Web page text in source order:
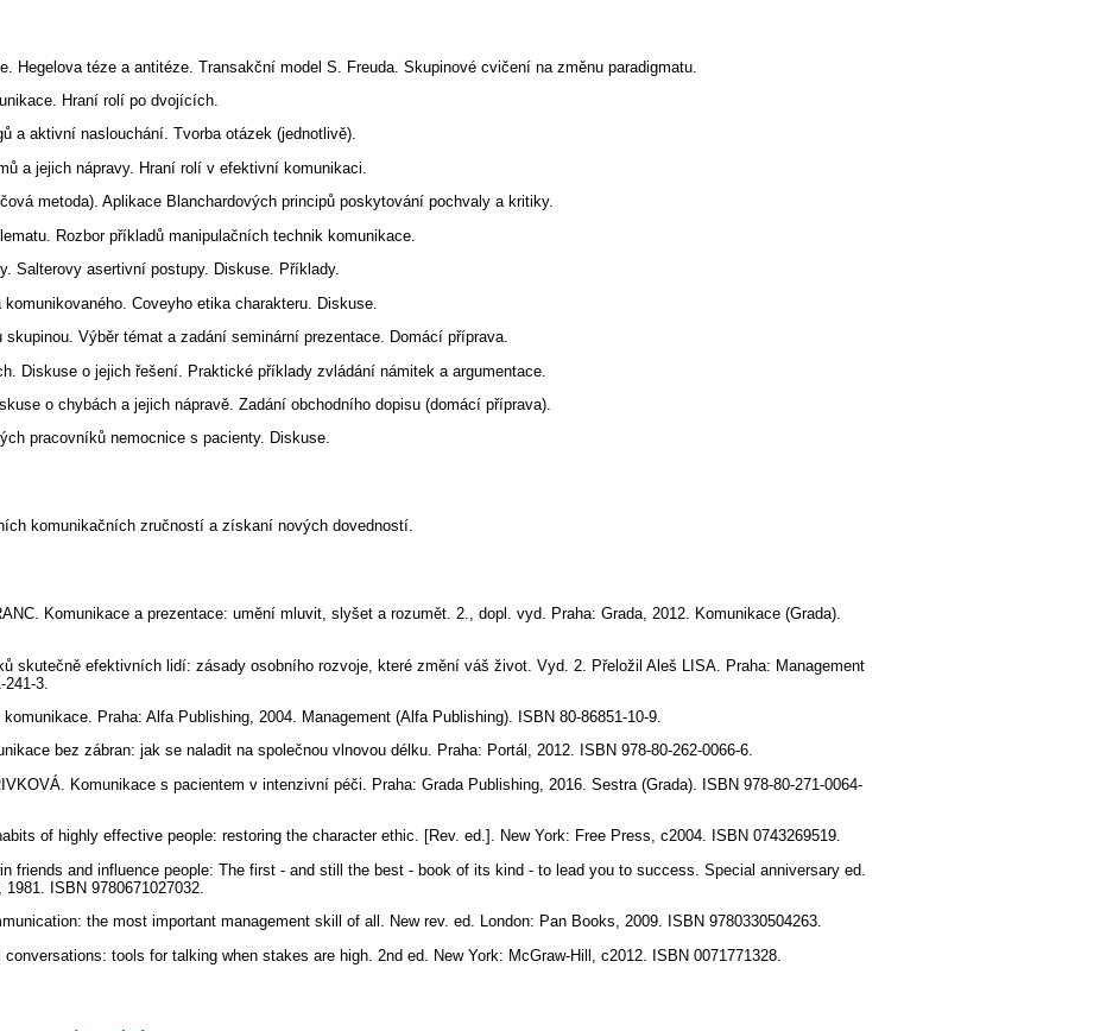
Hegelova téze a antitéze. Transakční model S. Freuda. Skupinové cvičení na změnu paradigmatu.
Hraní rolí po dvojících.
a aktivní naslouchání. Tvorba otázek (jednotlivě).
a jejich nápravy. Hraní rolí v efektivní komunikaci.
metoda). Aplikace Blanchardových principů poskytování pochvaly a kritiky.
Rozbor příkladů manipulačních technik komunikace.
Salterovy asertivní postupy. Diskuse. Příklady.
Coveyho etika charakteru. Diskuse.
skupinou. Výběr témat a zadání seminární prezentace. Domácí příprava.
Diskuse o jejich řešení. Praktické příklady zvládání námitek a argumentace.
o chybách a jejich nápravě. Zadání obchodního dopisu (domácí příprava).
pracovníků nemocnice s pacienty. Diskuse.
komunikačních zručností a získaní nových dovedností.
Komunikace a prezentace: umění mluvit, slyšet a rozumět. 2., dopl. vyd. Praha: Grada, 2012. Komunikace (Grada).
skutečně efektivních lidí: zásady osobního rozvoje, které změní váš život. Vyd. 2. Přeložil Aleš LISA. Praha: Management
3.
Praha: Alfa Publishing, 2004. Management (Alfa Publishing). ISBN 80-86851-10-9.
bez zábran: jak se naladit na společnou vlnovou délku. Praha: Portál, 2012. ISBN 978-80-262-0066-6.
Komunikace s pacientem v intenzivní péči. Praha: Grada Publishing, 2016. Sestra (Grada). ISBN 978-80-271-0064-
of highly effective people: restoring the character ethic. [Rev. ed.]. New York: Free Press, c2004. ISBN 0743269519.
friends and influence people: The first - and still the best - book of its kind - to lead you to success. Special anniversary ed.
ISBN 9780671027032.
the most important management skill of all. New rev. ed. London: Pan Books, 2009. ISBN 9780330504263.
tools for talking when stakes are high. 2nd ed. New York: McGraw-Hill, c2012. ISBN 0071771328.